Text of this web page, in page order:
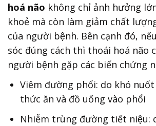
hoá não không chỉ ảnh hưởng
khoẻ mà còn làm giảm chất
của người bệnh. Bên cạnh đó,
sóc đúng cách thì thoái hoá não
người bệnh gặp các biến chứng
Viêm đường phổi: do khó
thức ăn và đồ uống vào phổi
Nhiễm trùng đường tiết niệu: